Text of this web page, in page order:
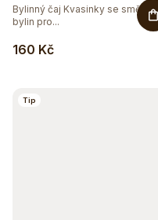
160 Kč
Bylinný čaj Kvasinky se směsí 7
bylin pro...
Tip